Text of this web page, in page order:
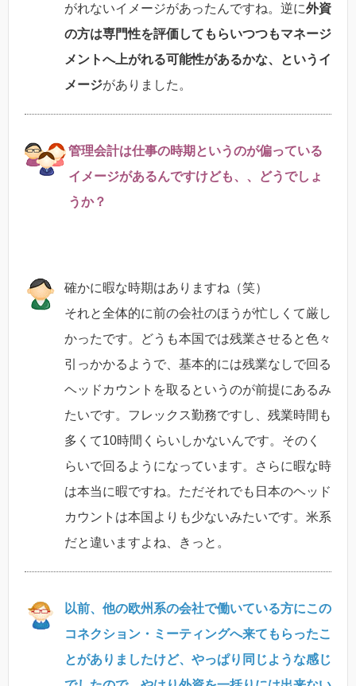
がれないイメージがあったんですね。逆に外資
の方は専門性を評価してもらいつつもマネージ
メントへ上がれる可能性があるかな、というイ
メージがありました。
管理会計は仕事の時期というのが偏っている
イメージがあるんですけども、、どうでしょ
うか？
確かに暇な時期はありますね（笑）
それと全体的に前の会社のほうが忙しくて厳し
かったです。どうも本国では残業させると色々
引っかかるようで、基本的には残業なしで回る
ヘッドカウントを取るというのが前提にあるみ
たいです。フレックス勤務ですし、残業時間も
多くて10時間くらいしかないんです。そのく
らいで回るようになっています。さらに暇な時
は本当に暇ですね。ただそれでも日本のヘッド
カウントは本国よりも少ないみたいです。米系
だと違いますよね、きっと。
以前、他の欧州系の会社で働いている方にこの
コネクション・ミーティングへ来てもらったこ
とがありましたけど、やっぱり同じような感じ